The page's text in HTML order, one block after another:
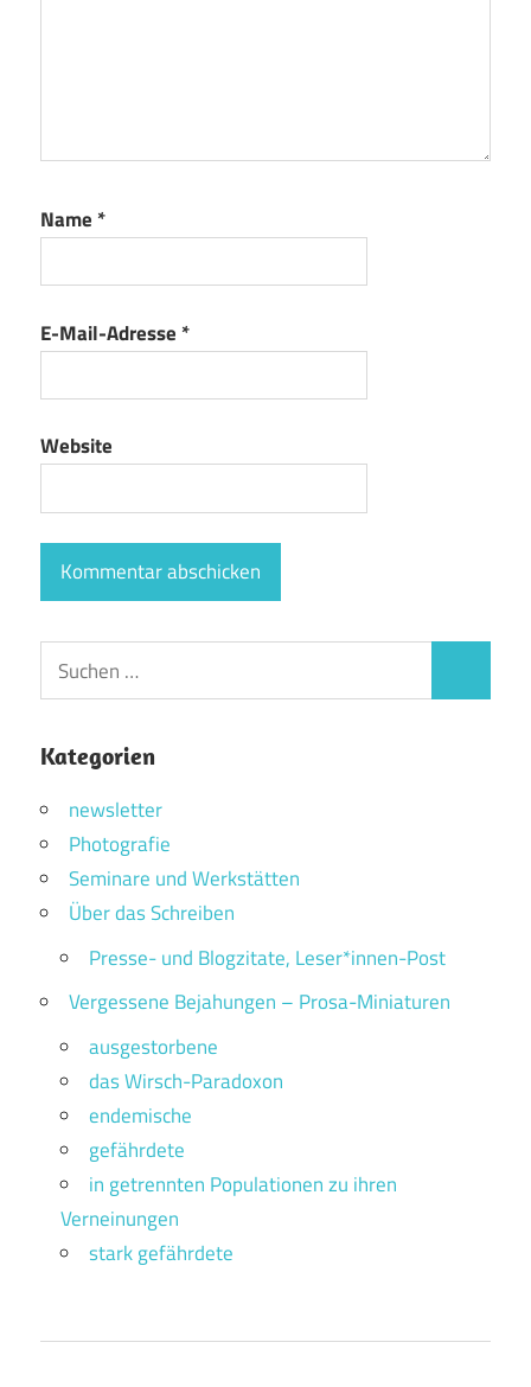
Name *
E-Mail-Adresse *
Website
Suchen
nach:
Kategorien
newsletter
Photografie
Seminare und Werkstätten
Über das Schreiben
Presse- und Blogzitate, Leser*innen-Post
Vergessene Bejahungen – Prosa-Miniaturen
ausgestorbene
das Wirsch-Paradoxon
endemische
gefährdete
in getrennten Populationen zu ihren
Verneinungen
stark gefährdete